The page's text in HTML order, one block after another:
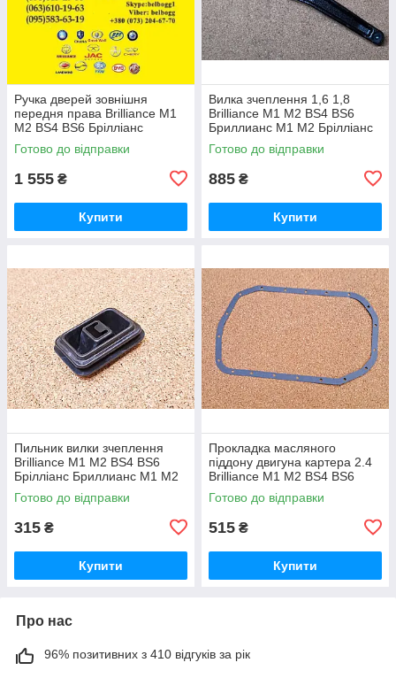
Ручка дверей зовнішня
передня права Brilliance M1
M2 BS4 BS6 Брілліанс
Бриллианс М1 М2
Готово до відправки
1 555 ₴
Купити
Вилка зчеплення 1,6 1,8
Brilliance M1 M2 BS4 BS6
Бриллианс М1 М2 Брілліанс
Готово до відправки
885 ₴
Купити
Пильник вилки зчеплення
Brilliance M1 M2 BS4 BS6
Брілліанс Бриллианс М1 М2
Готово до відправки
315 ₴
Купити
Прокладка масляного
піддону двигуна картера 2.4
Brilliance M1 M2 BS4 BS6
Брілліанс Бриллианс М1 М2
Готово до відправки
515 ₴
Купити
Про нас
96% позитивних з 410 відгуків за рік